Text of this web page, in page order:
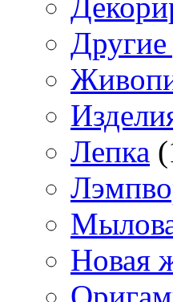
Другие
Лепка
Новая